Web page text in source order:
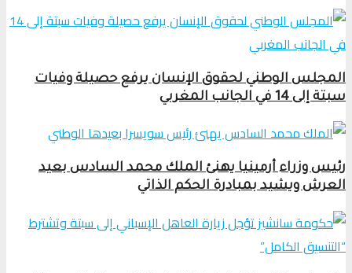
المجلس الوطني لحقوق الإنسان يرفع حصيلة وفيات
سبتة إلى 14 في الجانب المغربي
رئيس وزراء أرمينيا يهنئ الملك محمد السادس بعيد
العرش ويشيد بمبادرة الحكم الذاتي